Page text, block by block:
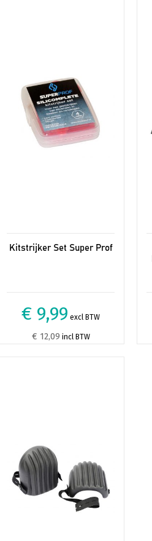
Kitstrijker Set Super Prof
€ 9,99 excl BTW
€ 12,09 incl BTW